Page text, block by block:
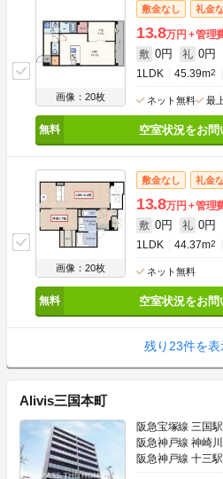
画像：20枚
敷金なし 礼金
13.8万円 管理
敷 0円 礼 0円
1LDK 45.39m2
ネット無料 最
空室状況をお問
画像：20枚
敷金なし 礼金
13.8万円 管理
敷 0円 礼 0円
1LDK 44.37m2
ネット無料
空室状況をお問
残り23件を表
Alivis三国本町
阪急宝塚線 三国
阪急神戸線 神崎
阪急神戸線 十三